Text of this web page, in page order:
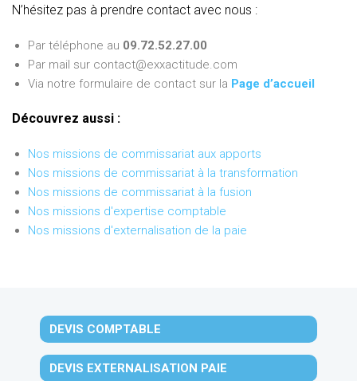
N’hésitez pas à prendre contact avec nous :
Par téléphone au 09.72.52.27.00
Par mail sur contact@exxactitude.com
Via notre formulaire de contact sur la Page d’accueil
Découvrez aussi :
Nos missions de commissariat aux apports
Nos missions de commissariat à la transformation
Nos missions de commissariat à la fusion
Nos missions d'expertise comptable
Nos missions d'externalisation de la paie
DEVIS COMPTABLE
DEVIS EXTERNALISATION PAIE